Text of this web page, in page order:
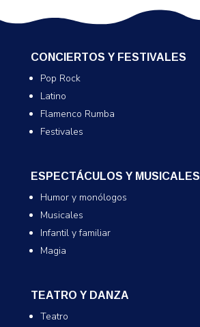
CONCIERTOS Y FESTIVALES
Pop Rock
Latino
Flamenco Rumba
Festivales
ESPECTÁCULOS Y MUSICALES
Humor y monólogos
Musicales
Infantil y familiar
Magia
TEATRO Y DANZA
Teatro